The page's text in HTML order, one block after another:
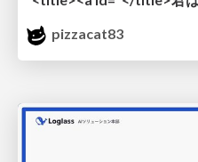
pizzacat83